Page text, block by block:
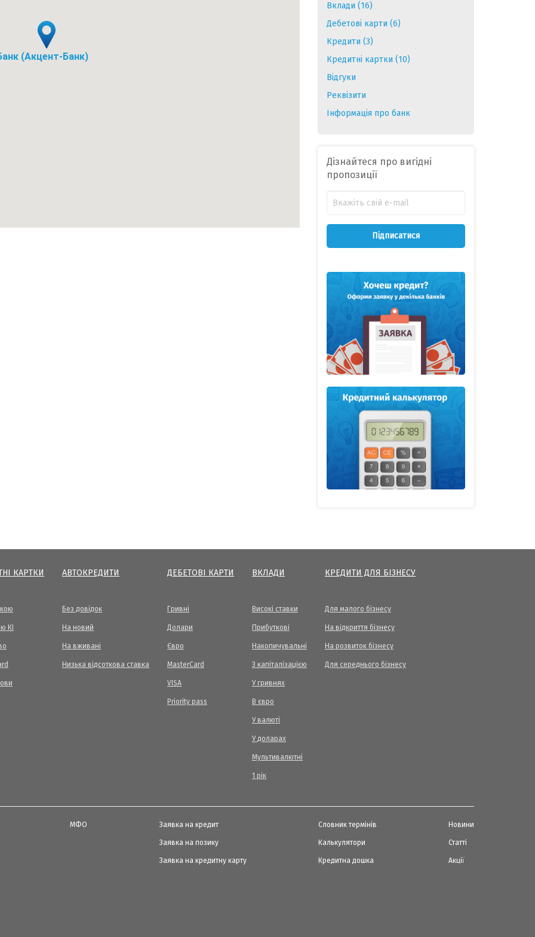
(Акцент-Банк)
Вклади (16)
Дебетові карти (6)
Кредити (3)
Кредитні картки (10)
Відгуки
Реквізити
Інформація про банк
Дізнайтеся про вигідні
пропозиції
Підписатися
КАРТКИ
КІ
АВТОКРЕДИТИ
Без довідок
На новий
На вживані
Низька відсоткова ставка
ДЕБЕТОВІ КАРТИ
Гривні
Долари
Євро
MasterCard
VISA
Priority pass
ВКЛАДИ
Високі ставки
Прибуткові
Накопичувальні
З капіталізацією
У гривнях
В євро
У валюті
У доларах
Мультивалютні
1 рік
КРЕДИТИ ДЛЯ БІЗНЕСУ
Для малого бізнесу
На відкриття бізнесу
На розвиток бізнесу
Для середнього бізнесу
МФО Заявка на кредит
Заявка на позику
Заявка на кредитну карту
Словник термінів
Калькулятори
Кредитна дошка
Новини
Статті
Акції